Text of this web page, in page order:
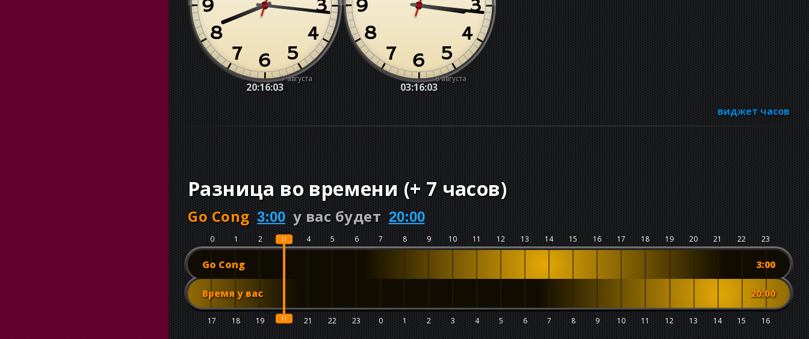
20:16:04
7 августа
03:16:04
8 августа
виджет часов
Разница во времени (+ 7 часов)
Go Cong 3:00 у вас будет 20:00
0 1 2 3 4 5 6 7 8 9 10 11 12 13 14 15 16 17 18 19 20 21 22 23
Go Cong 3:00
17 18 19 20 21 22 23 0 1 2 3 4 5 6 7 8 9 10 11 12 13 14 15 16
Время у вас 20:00